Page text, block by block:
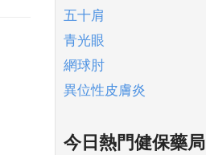
五十肩
青光眼
網球肘
異位性皮膚炎
今日熱門健保藥局